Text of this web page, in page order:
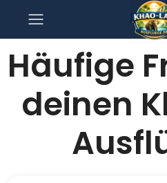
Häufige
deinen